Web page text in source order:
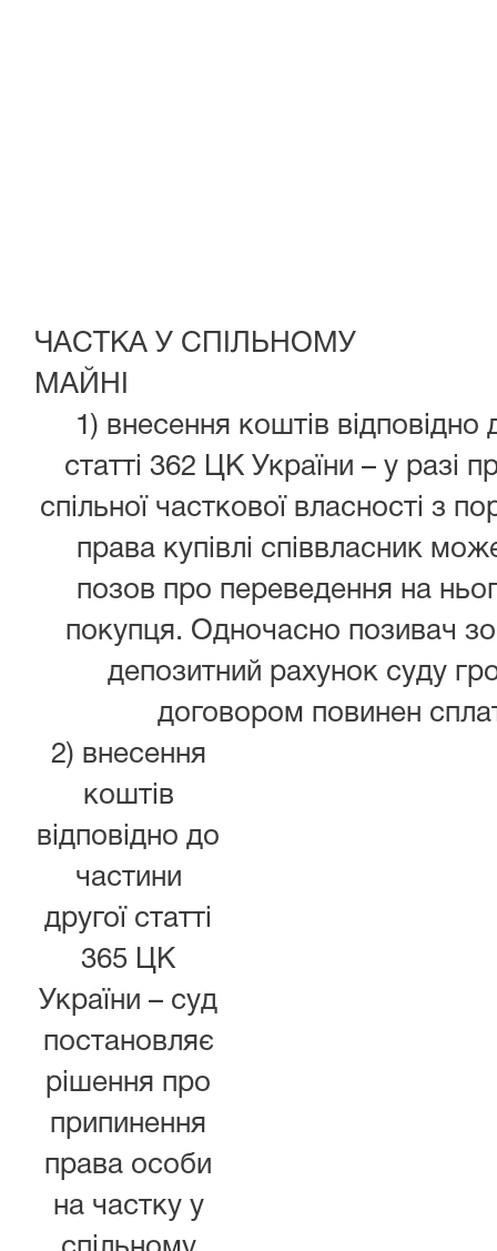
ЧАСТКА У СПІЛЬНОМУ
МАЙНІ
1) внесення коштів відповідно
статті 362 ЦК України – у разі
спільної часткової власності з
права купівлі співвласник
позов про переведення на
покупця. Одночасно позивач
депозитний рахунок суду
договором повинен
2) внесення
коштів
відповідно до
частини
другої статті
365 ЦК
України – суд
постановляє
рішення про
припинення
права особи
на частку у